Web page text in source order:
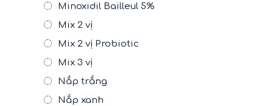
Minoxidil Bailleul 5%
Mix 2 vị
Mix 2 vị Probiotic
Mix 3 vị
Nắp trắng
Nắp xanh